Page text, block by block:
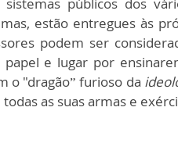
sistemas públicos dos
estão entregues às
podem ser
e lugar por
o "dragão” furioso da
as suas armas e